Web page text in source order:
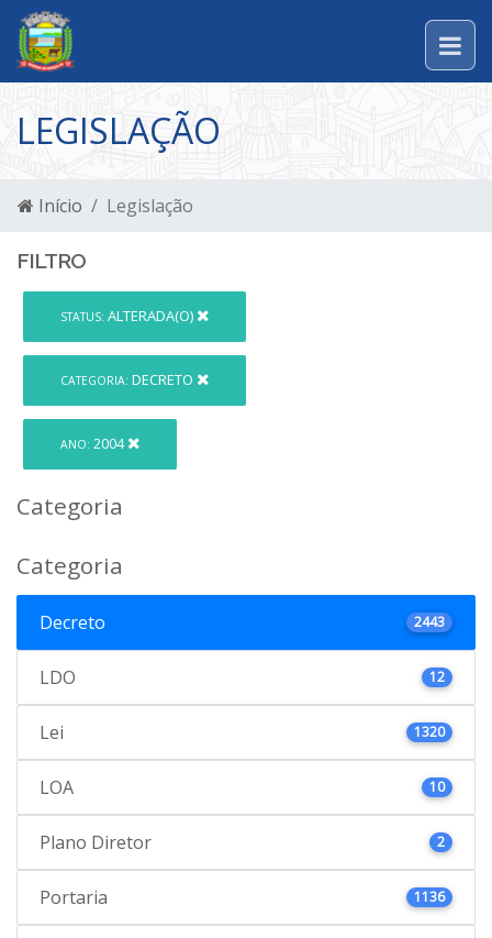
LEGISLAÇÃO
Início Legislação
FILTRO
STATUS: ALTERADA(O)
CATEGORIA: DECRETO
ANO: 2004
Categoria
Categoria
Decreto 2443
LDO 12
Lei 1320
LOA 10
Plano Diretor 2
Portaria 1136